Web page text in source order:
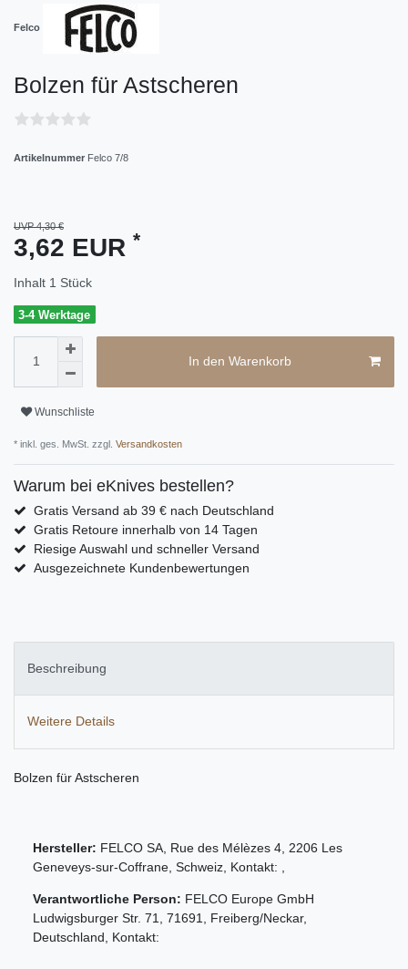
Felco
Bolzen für Astscheren
Artikelnummer Felco 7/8
UVP 4,30 €
3,62 EUR *
Inhalt 1 Stück
3-4 Werktage
In den Warenkorb
Wunschliste
* inkl. ges. MwSt. zzgl. Versandkosten
Warum bei eKnives bestellen?
Gratis Versand ab 39 € nach Deutschland
Gratis Retoure innerhalb von 14 Tagen
Riesige Auswahl und schneller Versand
Ausgezeichnete Kundenbewertungen
Beschreibung
Weitere Details
Bolzen für Astscheren
Hersteller: FELCO SA Rue des Mélèzes 4 2206 Les
Geneveys-sur-Coffrane Schweiz , Kontakt:
Verantwortliche Person: FELCO Europe GmbH
Ludwigsburger Str. 71 71691 Freiberg/Neckar,
Deutschland , Kontakt: